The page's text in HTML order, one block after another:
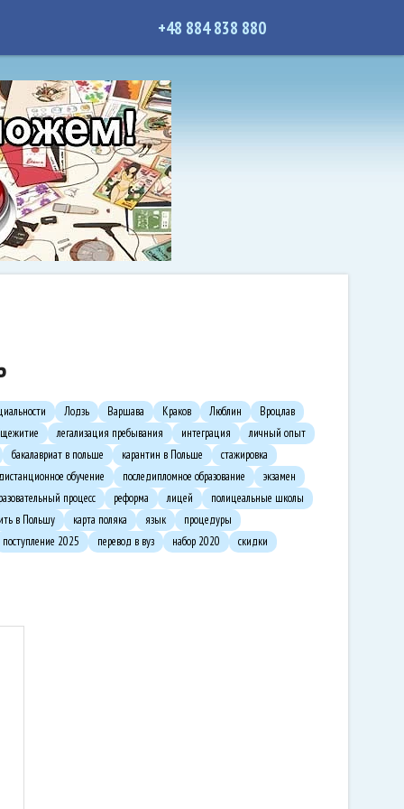
+48 884 838 880
Лодзь Варшава Краков Люблин
Вроцлав
легализация пребывания интеграция
личный опыт
бакалавриат в польше карантин в Польше
стажировка
дистанционное обучение последипломное образование
экзамен
процесс реформа лицей
полицеальные школы
в Польшу карта поляка язык
процедуры
поступление 2025 перевод в вуз набор 2020
скидки